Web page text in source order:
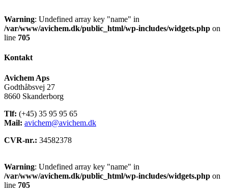
Warning: Undefined array key "name" in
/var/www/avichem.dk/public_html/wp-includes/widgets.php on
line 705
Kontakt
Avichem Aps
Godthåbsvej 27
8660 Skanderborg
Tlf: (+45) 35 95 95 65
Mail: avichem@avichem.dk
CVR-nr.: 34582378
Warning: Undefined array key "name" in
/var/www/avichem.dk/public_html/wp-includes/widgets.php on
line 705